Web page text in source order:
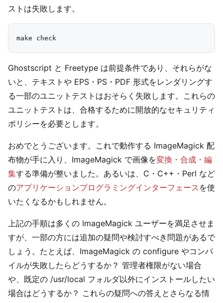
ストは失敗します。
Ghostscript と Freetype は前提条件であり、それらがな
いと、テキストや EPS・PS・PDF 形式をレンダリングす
る一部のユニットテストはおそらく失敗します。これらの
ユニットテストは、合格するために開放的なセキュリティ
ポリシーを必要とします。
おめでとうございます。これで動作する ImageMagick 配
布物が手に入り、ImageMagick で画像を変換・合成・編
集する準備が整いました。あるいは、C・C++・Perl など
のアプリケーションプログラミングインターフェース を使
いたくなるかもしれません。
上記の手順は多くの ImageMagick ユーザーを満足させま
すが、一部の方には追加の疑問や検討すべき問題があるで
しょう。たとえば、ImageMagick の configure やコンパ
イルが失敗したらどうするか？ 管理者権限がない場合
や、既定の /usr/local フォルダ以外にインストールしたい
場合はどうするか？ これらの疑問への答えとさらなる情